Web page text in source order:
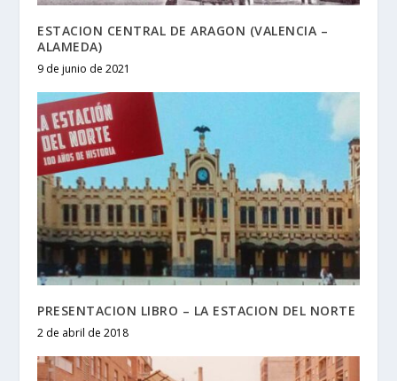
ESTACION CENTRAL DE ARAGON (VALENCIA –
ALAMEDA)
9 de junio de 2021
PRESENTACION LIBRO – LA ESTACION DEL NORTE
2 de abril de 2018